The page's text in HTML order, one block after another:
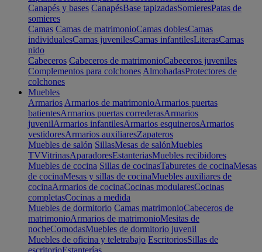
Canapés y bases CanapésBase tapizadasSomieresPatas de
somieres
Camas Camas de matrimonioCamas doblesCamas
individualesCamas juvenilesCamas infantilesLiterasCamas
nido
Cabeceros Cabeceros de matrimonioCabeceros juveniles
Complementos para colchones AlmohadasProtectores de
colchones
Muebles
Armarios Armarios de matrimonioArmarios puertas
batientesArmarios puertas correderasArmarios
juvenilArmarios infantilesArmarios esquinerosArmarios
vestidoresArmarios auxiliaresZapateros
Muebles de salón SillasMesas de salónMuebles
TVVitrinasAparadoresEstanteriasMuebles recibidores
Muebles de cocina Sillas de cocinasTaburetes de cocinaMesas
de cocinaMesas y sillas de cocinaMuebles auxiliares de
cocinaArmarios de cocinaCocinas modularesCocinas
completasCocinas a medida
Muebles de dormitorio Camas matrimonioCabeceros de
matrimonioArmarios de matrimonioMesitas de
nocheComodasMuebles de dormitorio juvenil
Muebles de oficina y teletrabajo EscritoriosSillas de
escritorioEstanterías